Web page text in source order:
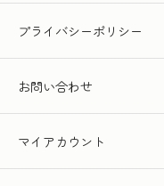
プライバシーポリシー
お問い合わせ
マイアカウント